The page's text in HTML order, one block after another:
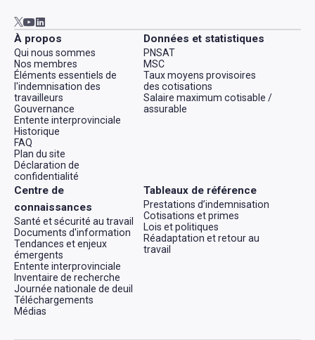
Aller à AWCBC / ACATC twitter in new tab
Aller à AWCBC / ACATC youtube in new tab
À propos
Qui nous sommes
Nos membres
Éléments essentiels de
l'indemnisation des
travailleurs
Gouvernance
Entente interprovinciale
Historique
FAQ
Plan du site
Déclaration de
confidentialité
Données et statistiques
PNSAT
MSC
Taux moyens provisoires
des cotisations
Salaire maximum cotisable /
assurable
Centre de
connaissances
Santé et sécurité au travail
Documents d'information
Tendances et enjeux
émergents
Entente interprovinciale
Inventaire de recherche
Journée nationale de deuil
Téléchargements
Médias
Tableaux de référence
Prestations d’indemnisation
Cotisations et primes
Lois et politiques
Réadaptation et retour au
travail